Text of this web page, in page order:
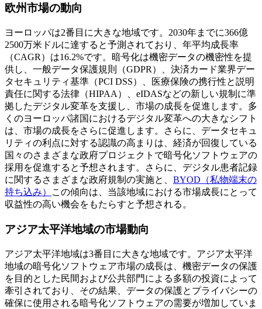
欧州市場の動向
ヨーロッパは2番目に大きな地域です。2030年までに366億
2500万米ドルに達すると予測されており、年平均成長率
（CAGR）は16.2%です。暗号化は機密データの機密性を提
供し、一般データ保護規則（GDPR）、決済カード業界デー
タセキュリティ基準（PCI DSS）、医療保険の携行性と説明
責任に関する法律（HIPAA）、eIDASなどの新しい規制に準
拠したデジタル変革を支援し、市場の成長を促進します。多
くのヨーロッパ諸国におけるデジタル変革への大きなシフト
は、市場の成長をさらに促進します。さらに、データセキュ
リティの利点に対する認識の高まりは、経済が回復している
国々のさまざまな政府プロジェクトで暗号化ソフトウェアの
採用を促進すると予想されます。さらに、デジタル患者記録
に関するさまざまな政府規制の実施と、 BYOD（私物端末の
持ち込み）
この傾向は、当該地域における市場成長にとって
収益性の高い機会をもたらすと予想される。
アジア太平洋地域の市場動向
アジア太平洋地域は3番目に大きな地域です。アジア太平洋
地域の暗号化ソフトウェア市場の成長は、機密データの保護
を目的とした民間および公共部門による多額の投資によって
牽引されており、その結果、データの保護とプライバシーの
確保に使用される暗号化ソフトウェアの需要が増加していま